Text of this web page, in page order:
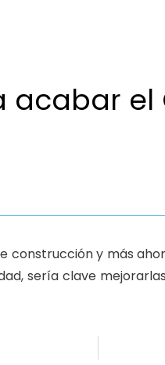
el
construcción y más
sería clave